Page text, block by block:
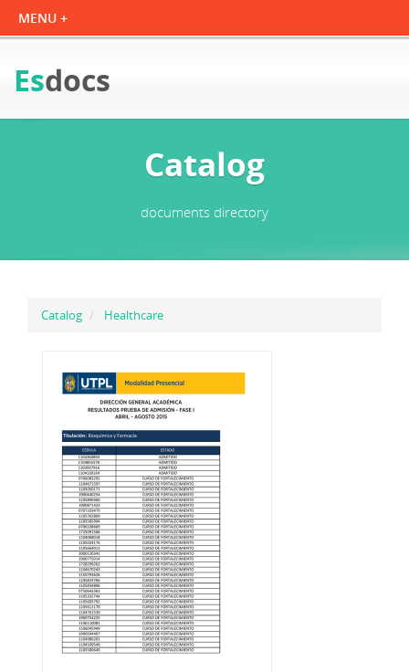
Esdocs
Catalog
documents directory
Catalog Healthcare